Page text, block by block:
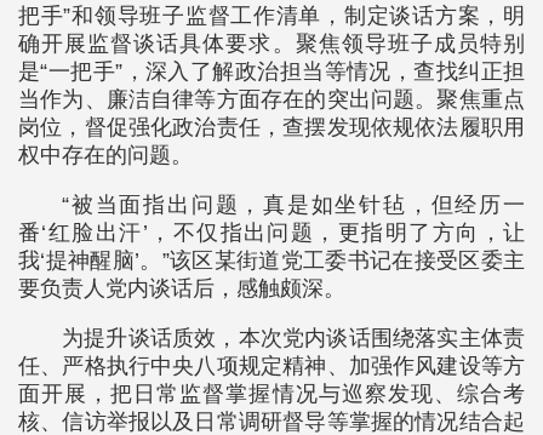
把手”和领导班子监督工作清单，制定谈话方案，明
确开展监督谈话具体要求。聚焦领导班子成员特别
是“一把手”，深入了解政治担当等情况，查找纠正担
当作为、廉洁自律等方面存在的突出问题。聚焦重点
岗位，督促强化政治责任，查摆发现依规依法履职用
权中存在的问题。
“被当面指出问题，真是如坐针毡，但经历一
番‘红脸出汗’，不仅指出问题，更指明了方向，让
我‘提神醒脑’。”该区某街道党工委书记在接受区委主
要负责人党内谈话后，感触颇深。
为提升谈话质效，本次党内谈话围绕落实主体责
任、严格执行中央八项规定精神、加强作风建设等方
面开展，把日常监督掌握情况与巡察发现、综合考
核、信访举报以及日常调研督导等掌握的情况结合起